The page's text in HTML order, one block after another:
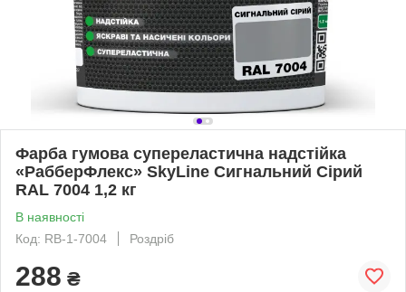
Фарба гумова супереластична надстійка
«РабберФлекс» SkyLine Сигнальний Сірий
RAL 7004 1,2 кг
В наявності
Код: RB-1-7004
Роздріб
288 ₴